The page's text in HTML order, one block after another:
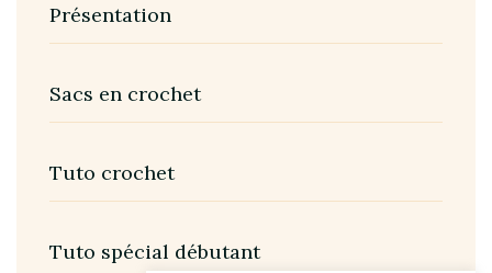
Présentation
Sacs en crochet
Tuto crochet
Tuto spécial débutant